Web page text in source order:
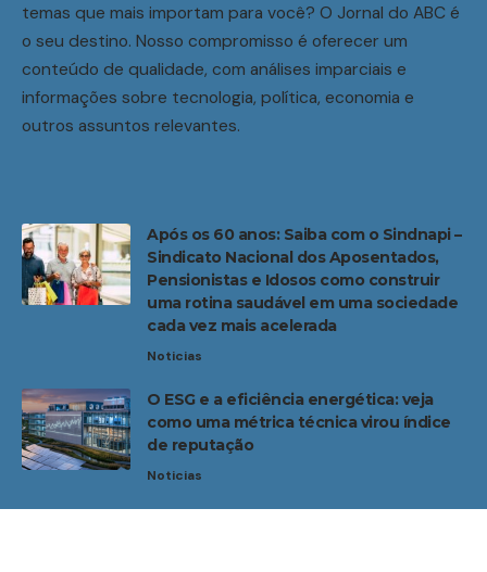
temas que mais importam para você? O Jornal do ABC é
o seu destino. Nosso compromisso é oferecer um
conteúdo de qualidade, com análises imparciais e
informações sobre tecnologia, política, economia e
outros assuntos relevantes.
Após os 60 anos: Saiba com o Sindnapi –
Sindicato Nacional dos Aposentados,
Pensionistas e Idosos como construir
uma rotina saudável em uma sociedade
cada vez mais acelerada
Noticias
O ESG e a eficiência energética: veja
como uma métrica técnica virou índice
de reputação
Noticias